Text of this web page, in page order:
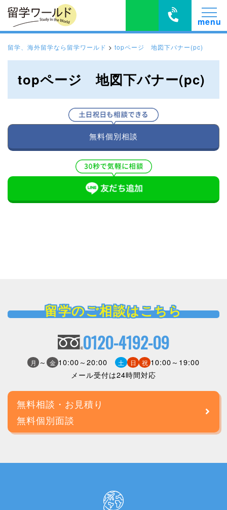
留学、海外留学なら留学ワールド > topページ 地図下バナー(pc)
topページ 地図下バナー(pc)
無料個別相談
留学のご相談はこちら
0120-4192-09
月 ～ 金 10:00～20:00 土 日 祝 10:00～19:00
メール受付は24時間対応
無料相談・お見積り
無料個別面談